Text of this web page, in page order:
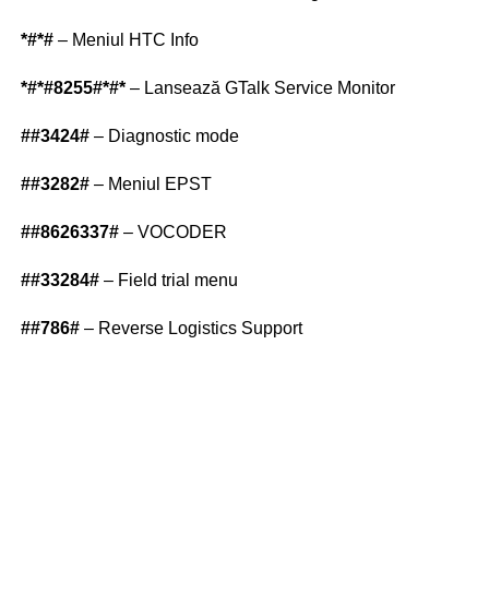
*#*#– Meniul HTC Info
*#*#8255#*#*– Lansează GTalk Service Monitor
##3424#– Diagnostic mode
##3282#– Meniul EPST
##8626337#– VOCODER
##33284#– Field trial menu
##786# – Reverse Logistics Support